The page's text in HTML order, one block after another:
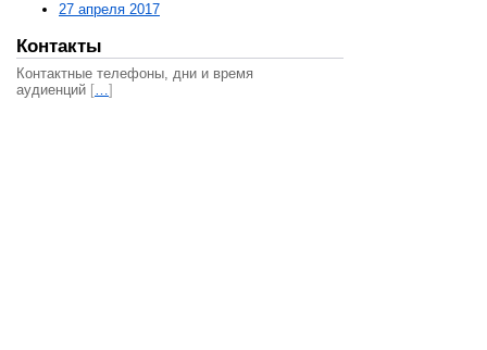
27 апреля 2017
Контакты
Контактные телефоны, дни и время
аудиенций […]